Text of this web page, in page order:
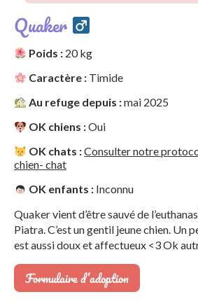
Quaker
Poids : 20 kg
Caractère : Timide
Au refuge depuis :mai 2025
OK chiens :Oui
OK chats :Consulter notre
chien- chat
OK enfants : Inconnu
Quaker vient d’être sauvé de
Piatra. C’est un gentil jeune chien. Un
est aussi doux et affectueux <3 Ok
Formulaire d’adoption